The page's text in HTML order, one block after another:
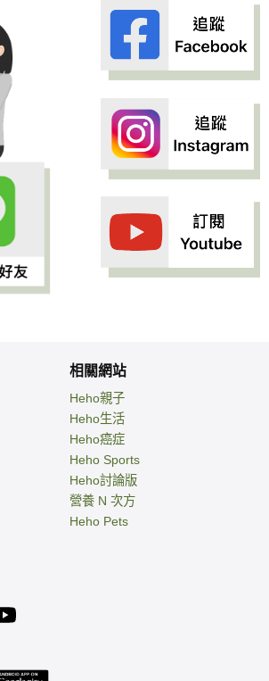
相關網站
Heho親子
Heho生活
Heho癌症
Heho Sports
Heho討論版
營養 N 次方
Heho Pets